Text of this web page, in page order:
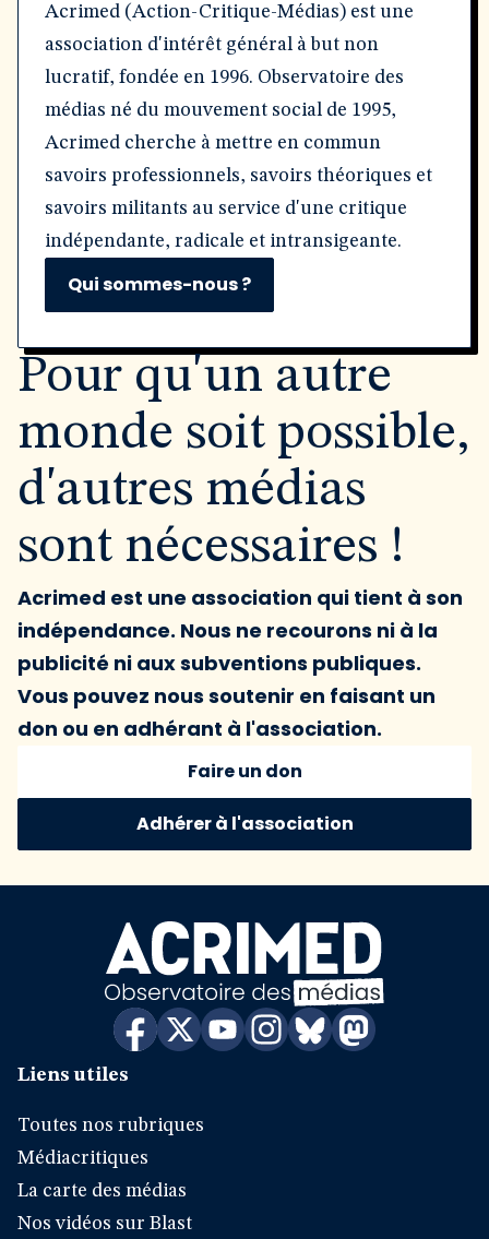
Acrimed (Action-Critique-Médias) est une
association d'intérêt général à but non
lucratif, fondée en 1996. Observatoire des
médias né du mouvement social de 1995,
Acrimed cherche à mettre en commun
savoirs professionnels, savoirs théoriques et
savoirs militants au service d'une critique
indépendante, radicale et intransigeante.
Qui sommes-nous ?
Pour qu'un autre
monde soit possible,
d'autres médias
sont nécessaires !
Acrimed est une association qui tient à son
indépendance. Nous ne recourons ni à la
publicité ni aux subventions publiques.
Vous pouvez nous soutenir en faisant un
don ou en adhérant à l'association.
Faire un don
Adhérer à l'association
Liens utiles
Toutes nos rubriques
Médiacritiques
La carte des médias
Nos vidéos sur Blast